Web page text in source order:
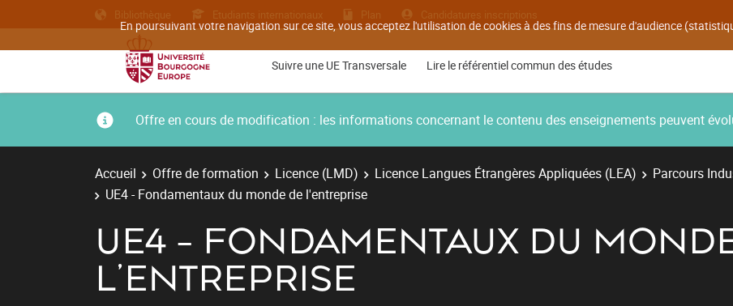
En poursuivant votre navigation sur ce site, vous acceptez l'utilisation de cookies à des fins de mesure d'audience
Bibliothèque Etudiants internationaux Plan Candidatures inscriptions
Suivre une UE Transversale Lire le référentiel commun des études
Offre en cours de modification : les informations concernant le contenu des enseignements peuvent
Accueil Offre de formation Licence (LMD) Licence Langues Étrangères Appliquées (LEA)
Parcours
UE4 - Fondamentaux du monde de l'entreprise
UE4 - FONDAMENTAUX DU
L'ENTREPRISE